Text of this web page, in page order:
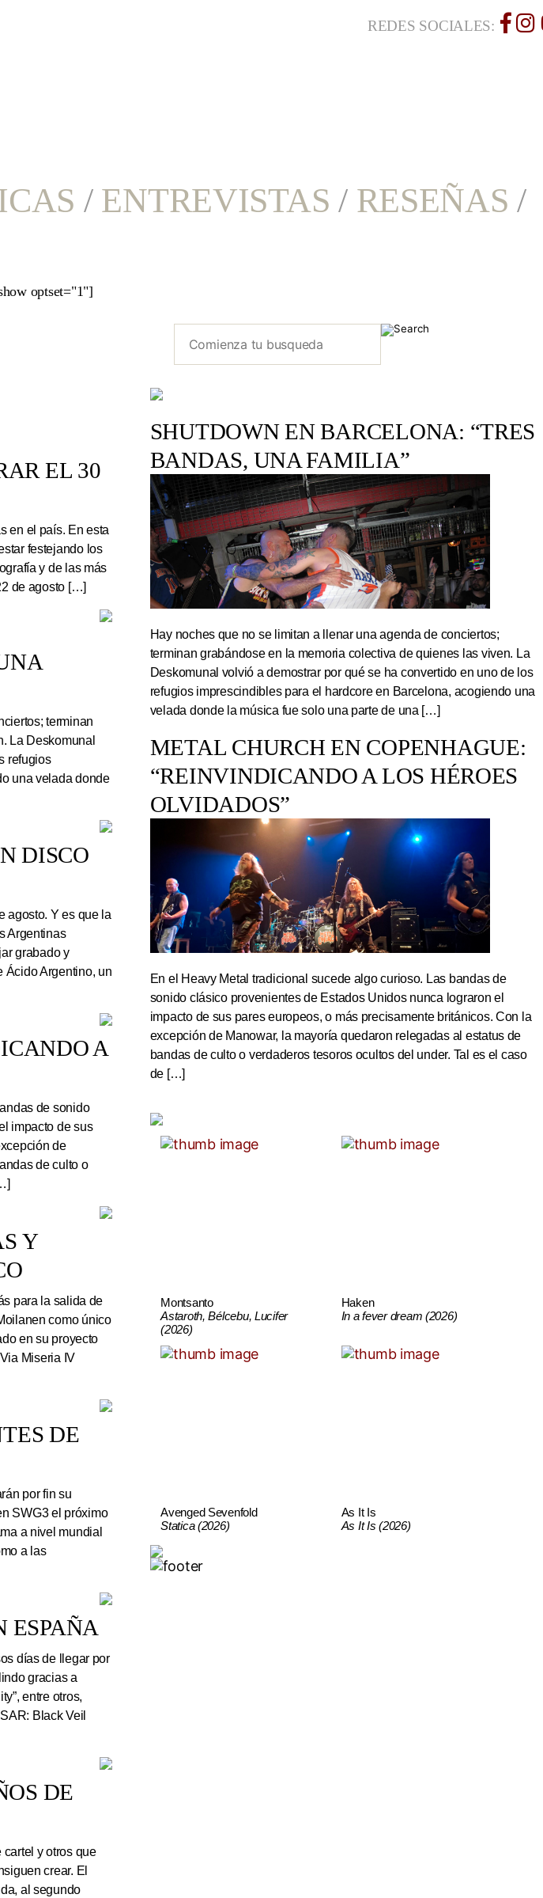
REDES SOCIALES:
/ ENTREVISTAS / RESEÑAS /
optset="1"]
EL 30
en el país. En esta
festejando los
y de las más
de agosto […]
terminan
La Deskomunal
refugios
una velada donde
DISCO
agosto. Y es que la
Argentinas
grabado y
Ácido Argentino, un
A
de sonido
impacto de sus
de
de culto o
Y
para la salida de
como único
en su proyecto
Miseria IV
DE
por fin su
SWG3 el próximo
a nivel mundial
a las
ESPAÑA
días de llegar por
gracias a
entre otros,
Black Veil
DE
y otros que
crear. El
al segundo
SHUTDOWN EN BARCELONA: “TRES
BANDAS, UNA FAMILIA”
Hay noches que no se limitan a llenar una agenda de conciertos;
terminan grabándose en la memoria colectiva de quienes las viven. La
Deskomunal volvió a demostrar por qué se ha convertido en uno de los
refugios imprescindibles para el hardcore en Barcelona, acogiendo una
velada donde la música fue solo una parte de una […]
METAL CHURCH EN COPENHAGUE:
“REINVINDICANDO A LOS HÉROES
OLVIDADOS”
En el Heavy Metal tradicional sucede algo curioso. Las bandas de
sonido clásico provenientes de Estados Unidos nunca lograron el
impacto de sus pares europeos, o más precisamente británicos. Con la
excepción de Manowar, la mayoría quedaron relegadas al estatus de
bandas de culto o verdaderos tesoros ocultos del under. Tal es el caso
de […]
Montsanto
Astaroth, Bélcebu, Lucifer
(2026)
Haken
In a fever dream (2026)
Avenged Sevenfold
Statica (2026)
As It Is
As It Is (2026)